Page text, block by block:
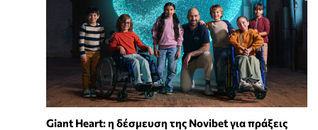
Giant Heart: η δέσμευση της Novibet για πράξεις